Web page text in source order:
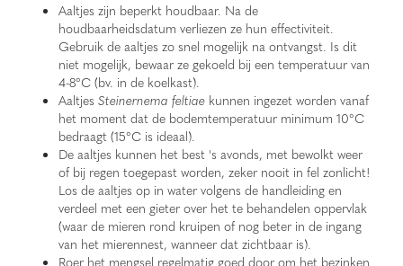
Aaltjes zijn beperkt houdbaar. Na de
houdbaarheidsdatum verliezen ze hun effectiviteit.
Gebruik de aaltjes zo snel mogelijk na ontvangst. Is dit
niet mogelijk, bewaar ze gekoeld bij een temperatuur van
4-8°C (bv. in de koelkast).
Aaltjes Steinernema feltiae kunnen ingezet worden vanaf
het moment dat de bodemtemperatuur minimum 10°C
bedraagt (15°C is ideaal).
De aaltjes kunnen het best 's avonds, met bewolkt weer
of bij regen toegepast worden, zeker nooit in fel zonlicht!
Los de aaltjes op in water volgens de handleiding en
verdeel met een gieter over het te behandelen oppervlak
(waar de mieren rond kruipen of nog beter in de ingang
van het mierennest, wanneer dat zichtbaar is).
Roer het mengsel regelmatig goed door om het bezinken